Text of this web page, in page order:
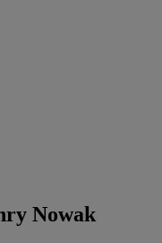
Nowak